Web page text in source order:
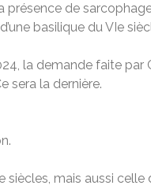
de
basilique du VIe
la demande faite par
sera la dernière.
mais aussi celle